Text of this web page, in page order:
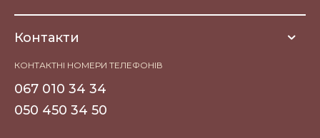
Контакти
КОНТАКТНІ НОМЕРИ ТЕЛЕФОНІВ
067 010 34 34
050 450 34 50